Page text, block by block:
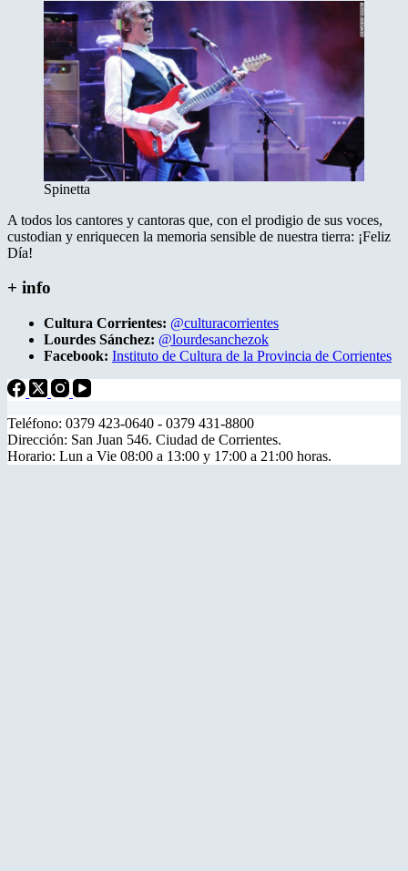
Spinetta
A todos los cantores y cantoras que, con el prodigio de sus voces,
custodian y enriquecen la memoria sensible de nuestra tierra: ¡Feliz
Día!
+ info
Cultura Corrientes: @culturacorrientes
Lourdes Sánchez: @lourdesanchezok
Facebook: Instituto de Cultura de la Provincia de Corrientes
Teléfono: 0379 423-0640 - 0379 431-8800
Dirección: San Juan 546. Ciudad de Corrientes.
Horario: Lun a Vie 08:00 a 13:00 y 17:00 a 21:00 horas.